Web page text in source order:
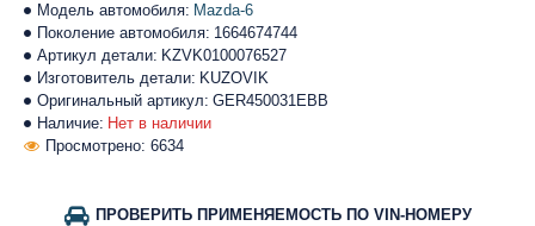
Наличие: Нет в наличии
Модель автомобиля: Mazda-6
Поколение автомобиля: 1664674744
Артикул детали: KZVK0100076527
Изготовитель детали: KUZOVIK
Оригинальный артикул: GER450031EBB
Просмотрено: 6634
ПРОВЕРИТЬ ПРИМЕНЯЕМОСТЬ ПО VIN-НОМЕРУ